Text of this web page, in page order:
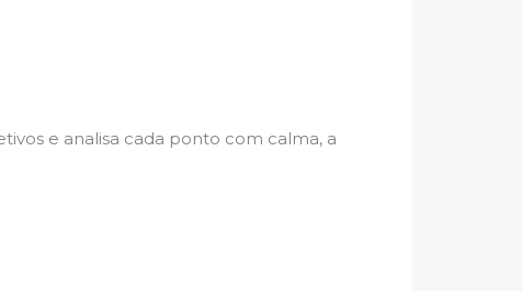
e analisa cada ponto com calma, a